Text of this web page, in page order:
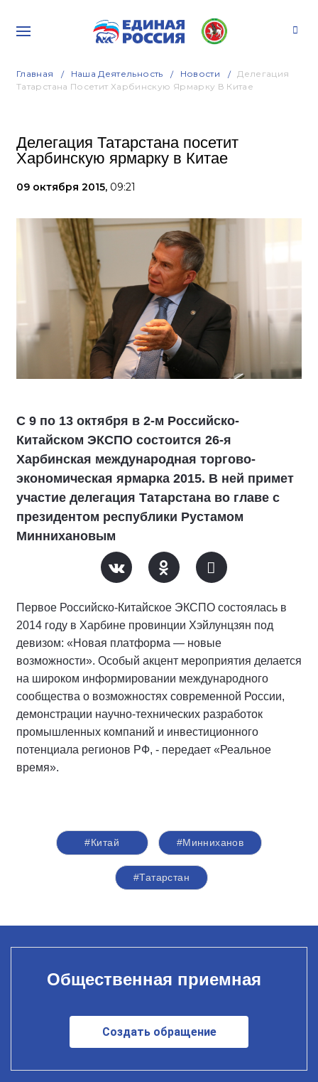
Главная Наша Деятельность Новости
Делегация
Татарстана Посетит Харбинскую Ярмарку В Китае
Делегация Татарстана посетит
Харбинскую ярмарку в Китае
09 октября 2015, 09:21
С 9 по 13 октября в 2-м Российско-
Китайском ЭКСПО состоится 26-я
Харбинская международная торгово-
экономическая ярмарка 2015. В ней примет
участие делегация Татарстана во главе с
президентом республики Рустамом
Миннихановым
Первое Российско-Китайское ЭКСПО состоялась в
2014 году в Харбине провинции Хэйлунцзян под
девизом: «Новая платформа — новые
возможности». Особый акцент мероприятия делается
на широком информировании международного
сообщества о возможностях современной России,
демонстрации научно-технических разработок
промышленных компаний и инвестиционного
потенциала регионов РФ, - передает «Реальное
время».
#Китай #Минниханов
#Татарстан
Общественная приемная
Создать обращение